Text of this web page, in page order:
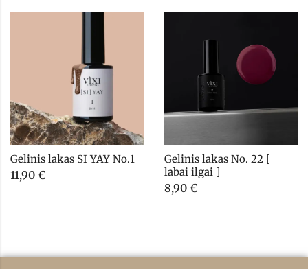
Gelinis lakas SI YAY No.1
11,90 €
Gelinis lakas No. 22 [
labai ilgai ]
8,90 €